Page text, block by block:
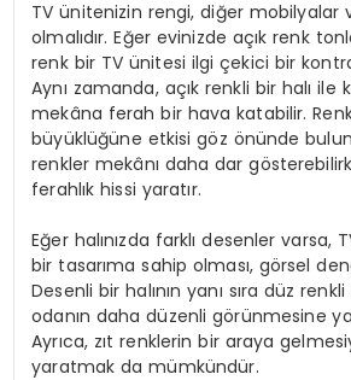
TV ünitenizin rengi, diğer mobilyalar
olmalıdır. Eğer evinizde açık renk
renk bir TV ünitesi ilgi çekici bir
Aynı zamanda, açık renkli bir halı
mekâna ferah bir hava katabilir.
büyüklüğüne etkisi göz önünde
renkler mekânı daha dar
ferahlık hissi yaratır.
Eğer halınızda farklı desenler varsa,
bir tasarıma sahip olması, görsel
Desenli bir halının yanı sıra düz
odanın daha düzenli görünmesine
Ayrıca, zıt renklerin bir araya
yaratmak da mümkündür.